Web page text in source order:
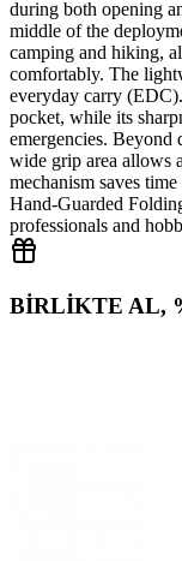
during both opening
middle of the
camping and hiking,
comfortably. The
everyday carry
pocket, while its
emergencies. Beyond
wide grip area allows
mechanism saves
Hand‑Guarded
professionals and
BİRLİKTE AL,